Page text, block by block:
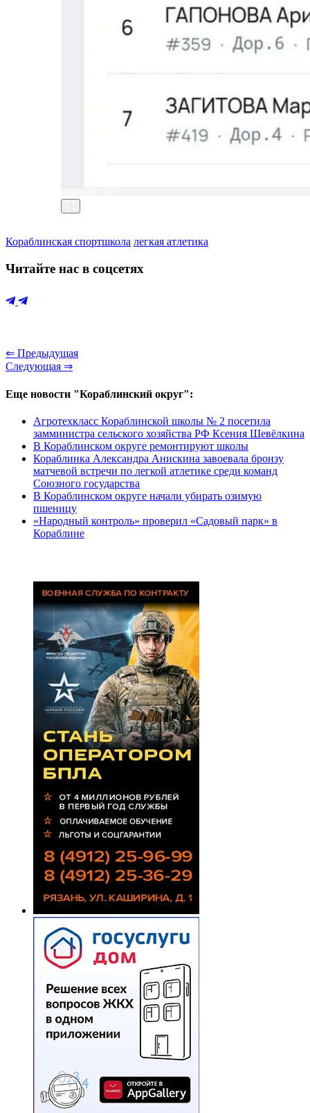
Кораблинская спортшкола легкая атлетика
Читайте нас в соцсетях
⇐ Предыдущая
Следующая ⇒
Еще новости "Кораблинский округ":
Агротехкласс Кораблинской школы № 2 посетила
замминистра сельского хозяйства РФ Ксения Шевёлкина
В Кораблинском округе ремонтируют школы
Кораблинка Александра Анискина завоевала бронзу
матчевой встречи по легкой атлетике среди команд
Союзного государства
В Кораблинском округе начали убирать озимую
пшеницу
«Народный контроль» проверил «Садовый парк» в
Кораблине